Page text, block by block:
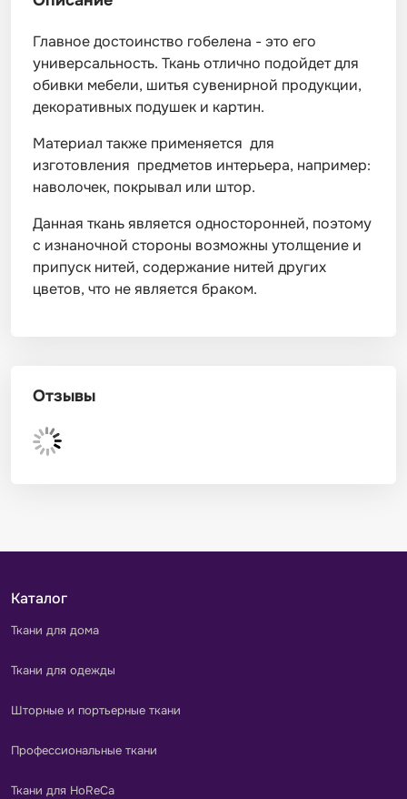
Главное достоинство гобелена - это его
универсальность. Ткань отлично подойдет для
обивки мебели, шитья сувенирной продукции,
декоративных подушек и картин.
Материал также применяется для
изготовления предметов интерьера, например:
наволочек, покрывал или штор.
Данная ткань является односторонней, поэтому
с изнаночной стороны возможны утолщение и
припуск нитей, содержание нитей других
цветов, что не является браком.
Отзывы
Каталог
Ткани для дома
Ткани для одежды
Шторные и портьерные ткани
Профессиональные ткани
Ткани для HoReCa